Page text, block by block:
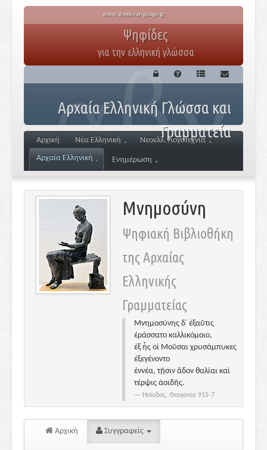
www.greek-language.gr
Ψηφίδες
για την ελληνική γλώσσα
Αρχαία Ελληνική Γλώσσα και
Γραμματεία
Αρχική Νέα Ελληνική
Νεοελλ. Λογοτεχνία
Αρχαία Ελληνική
Ενημέρωση
Μνημοσύνη
Ψηφιακή Βιβλιοθήκη
της Αρχαίας
Ελληνικής
Γραμματείας
Μνημοσύνης δ᾽ ἐξαῦτις
ἐράσσατο καλλικόμοιο,
ἐξ ἧς οἱ Μοῦσαι χρυσάμπυκες
ἐξεγένοντο
ἐννέα, τῇσιν ἅδον θαλίαι καὶ
τέρψις ἀοιδῆς.
Ησίοδος, Θεογονία 915-7
Αρχική Συγγραφείς